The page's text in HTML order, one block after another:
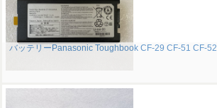
バッテリーPanasonic Toughbook CF-29 CF-51 CF-52